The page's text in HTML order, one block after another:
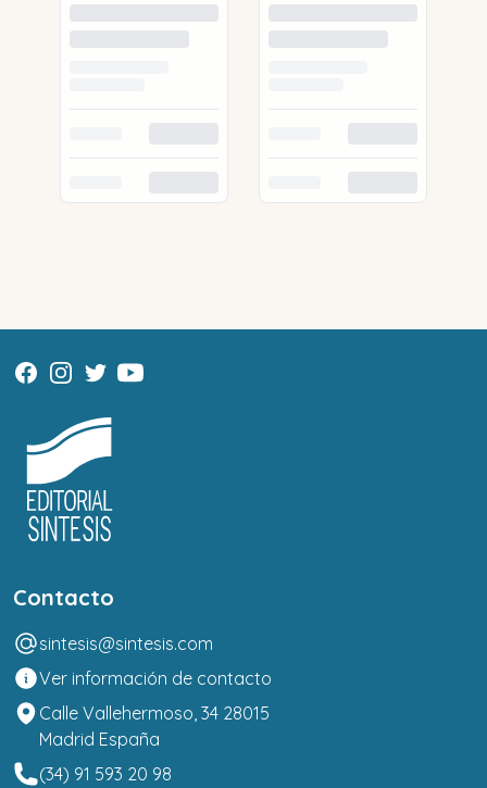
Contacto
sintesis@sintesis.com
Ver información de contacto
Calle Vallehermoso, 34 28015
Madrid España
(34) 91 593 20 98